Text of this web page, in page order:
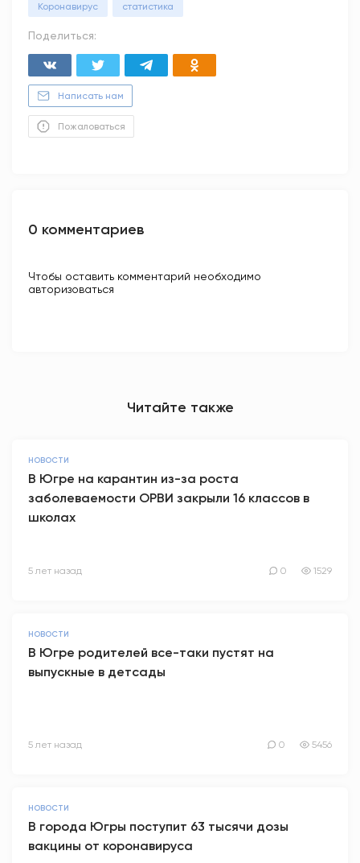
Коронавирус статистика
Поделиться:
Написать нам
Пожаловаться
0 комментариев
Чтобы оставить комментарий необходимо
авторизоваться
Читайте также
НОВОСТИ
В Югре на карантин из-за роста
заболеваемости ОРВИ закрыли 16 классов в
школах
5 лет назад 0 1529
НОВОСТИ
В Югре родителей все-таки пустят на
выпускные в детсады
5 лет назад 0 5456
НОВОСТИ
В города Югры поступит 63 тысячи дозы
вакцины от коронавируса